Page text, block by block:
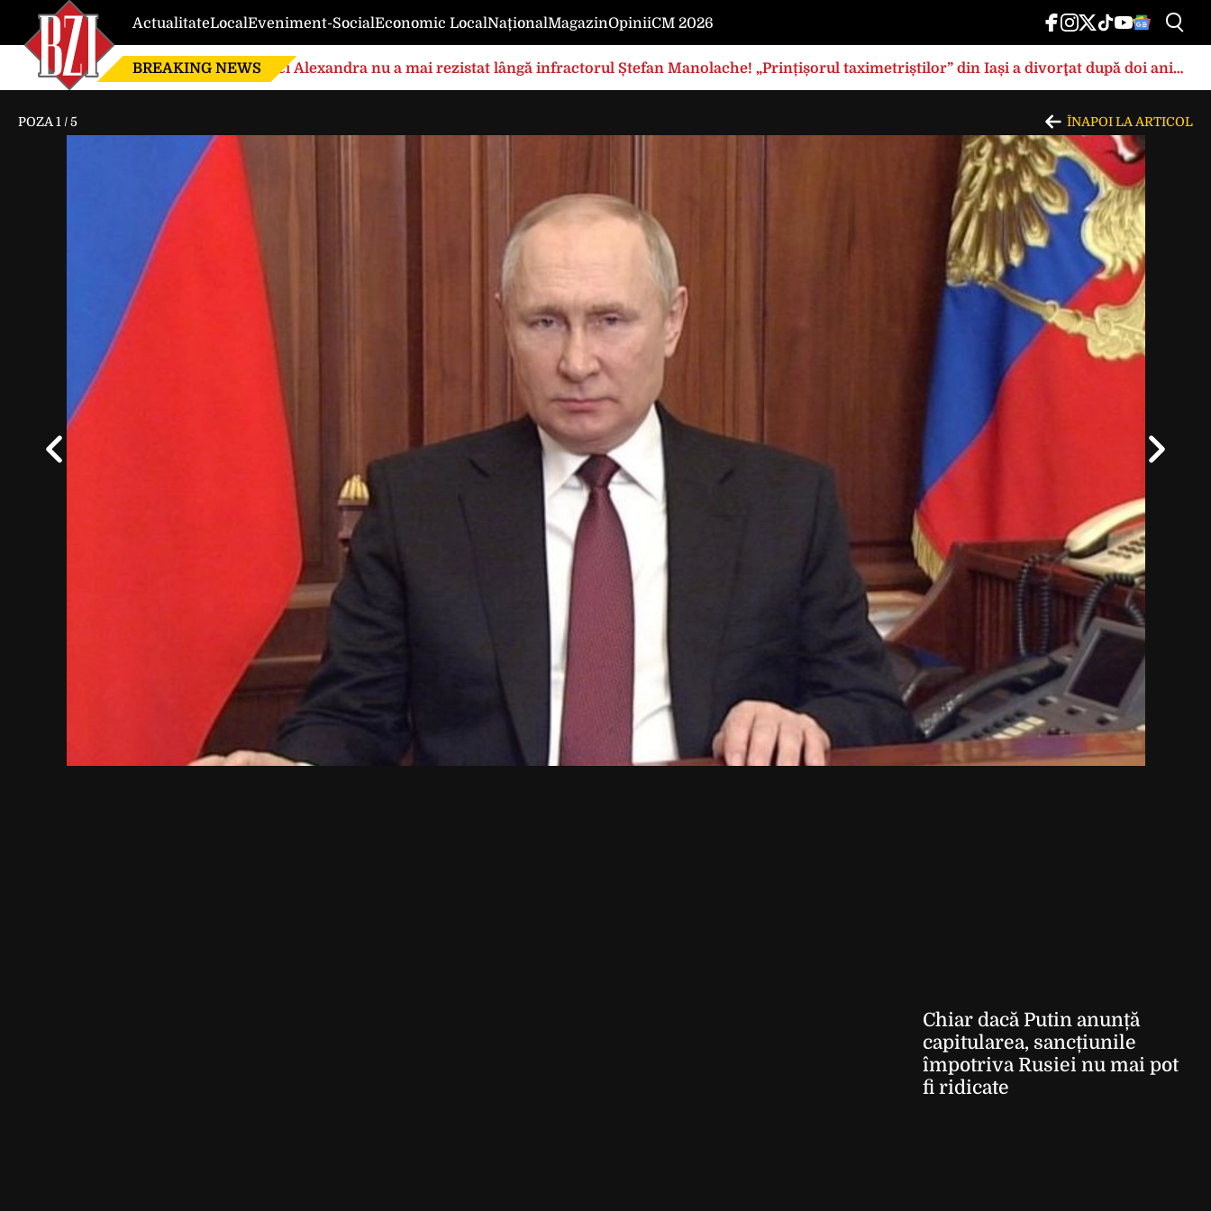
ActualitateLocalEveniment-SocialEconomic LocalNaționalMagazinOpiniiCM 2026
BREAKING NEWS Nici Alexandra nu a mai rezistat lângă infractorul Ștefan Manolache! „Prințișorul taximetriștilor” din Iași a divorţat după doi ani
de căsnicie
POZA 1 /5 ÎNAPOI LA ARTICOL
Chiar dacă Putin anunță
capitularea, sancțiunile
împotriva Rusiei nu mai pot
fi ridicate